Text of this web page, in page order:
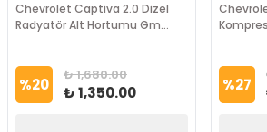
Chevrolet Captiva 2.0 Dizel
Radyatör Alt Hortumu Gm
%20 ₺ 1,680.00
₺ 1,350.00 %27